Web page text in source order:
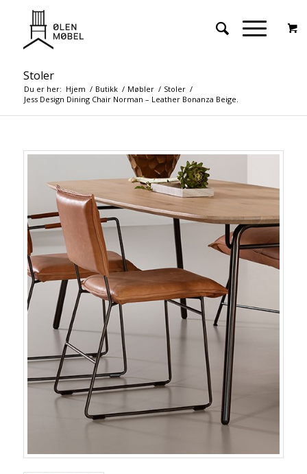
Stoler
Du er her: Hjem / Butikk / Møbler / Stoler /
Jess Design Dining Chair Norman – Leather Bonanza Beige.